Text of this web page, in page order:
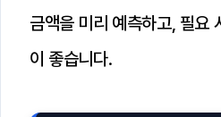
금액을 미리 예측하고, 필요
이 좋습니다.